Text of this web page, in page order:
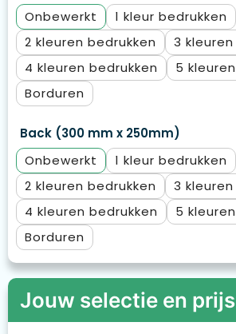
Onbewerkt
1
2
3
4
5
Borduren
Back (300 mm x 250mm)
Onbewerkt
1
2
3
4
5
Borduren
Jouw selectie en prijs